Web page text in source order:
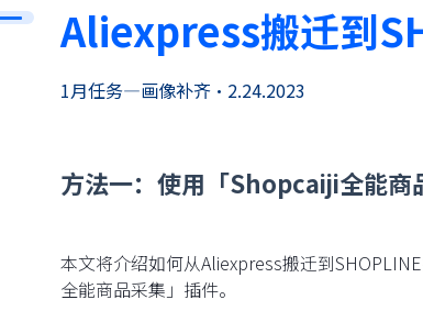
Aliexpress搬迁到
1月任务—画像补齐• 2.24.2023
方法一：使用「Shopcaiji全能商
本文将介绍如何从Aliexpress搬迁到
全能商品采集」插件。